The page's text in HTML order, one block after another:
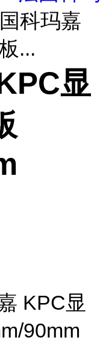
科玛嘉
...
显
KPC显
90mm